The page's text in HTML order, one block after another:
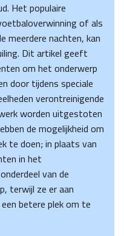
Het populaire
of als
meerdere nachten, kan
Dit artikel geeft
om het onderwerp
door tijdens speciale
verontreinigende
worden uitgestoten
de mogelijkheid om
te doen; in plaats van
in het
van de
terwijl ze er aan
betere plek om te